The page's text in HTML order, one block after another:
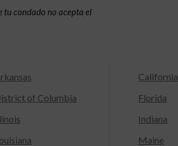
tu condado no acepta el
California
of Columbia
Florida
Indiana
Maine